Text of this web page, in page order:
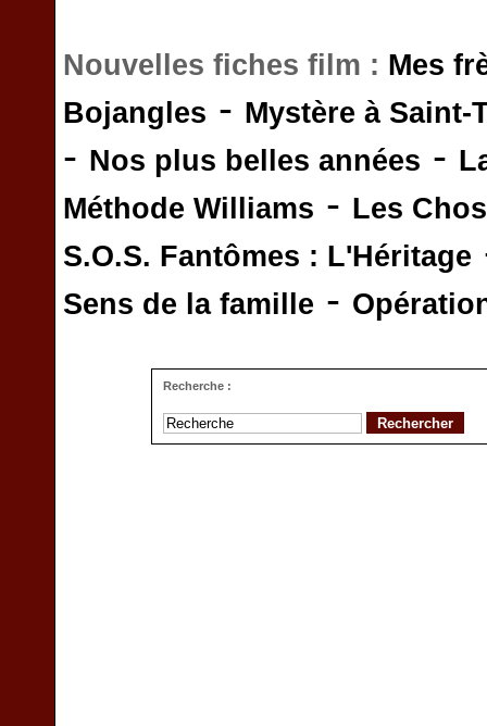
Nouvelles fiches film : Mes
Bojangles - Mystère à Saint-
- Nos plus belles années -
Méthode Williams - Les
S.O.S. Fantômes : L'Héritage
Sens de la famille -
Recherche :